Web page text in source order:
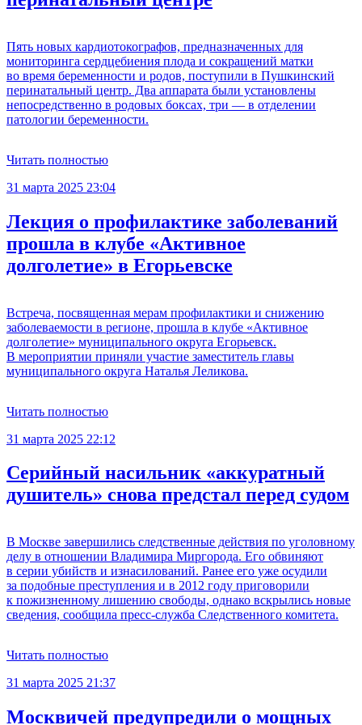
Пять новых кардиотокографов, предназначенных для
мониторинга сердцебиения плода и сокращений матки
во время беременности и родов, поступили в Пушкинский
перинатальный центр. Два аппарата были установлены
непосредственно в родовых боксах, три — в отделении
патологии беременности.
Читать полностью
31 марта 2025 23:04
Лекция о профилактике заболеваний
прошла в клубе «Активное
долголетие» в Егорьевске
Встреча, посвященная мерам профилактики и снижению
заболеваемости в регионе, прошла в клубе «Активное
долголетие» муниципального округа Егорьевск.
В мероприятии приняли участие заместитель главы
муниципального округа Наталья Леликова.
Читать полностью
31 марта 2025 22:12
Серийный насильник «аккуратный
душитель» снова предстал перед судом
В Москве завершились следственные действия по уголовному
делу в отношении Владимира Миргорода. Его обвиняют
в серии убийств и изнасилований. Ранее его уже осудили
за подобные преступления и в 2012 году приговорили
к пожизненному лишению свободы, однако вскрылись новые
сведения, сообщила пресс-служба Следственного комитета.
Читать полностью
31 марта 2025 21:37
Москвичей предупредили о мощных